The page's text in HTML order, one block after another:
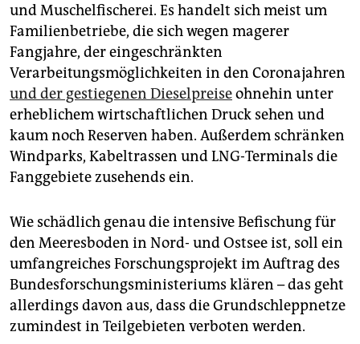
und Muschelfischerei. Es handelt sich meist um
Familienbetriebe, die sich wegen magerer
Fangjahre, der eingeschränkten
Verarbeitungsmöglichkeiten in den Coronajahren
und der gestiegenen Dieselpreiseohnehin unter
erheblichem wirtschaftlichen Druck sehen und
kaum noch Reserven haben. Außerdem schränken
Windparks, Kabeltrassen und LNG-Terminals die
Fanggebiete zusehends ein.
Wie schädlich genau die intensive Befischung für
den Meeresboden in Nord- und Ostsee ist, soll ein
umfangreiches Forschungsprojekt im Auftrag des
Bundesforschungsministeriums klären – das geht
allerdings davon aus, dass die Grundschleppnetze
zumindest in Teilgebieten verboten werden.